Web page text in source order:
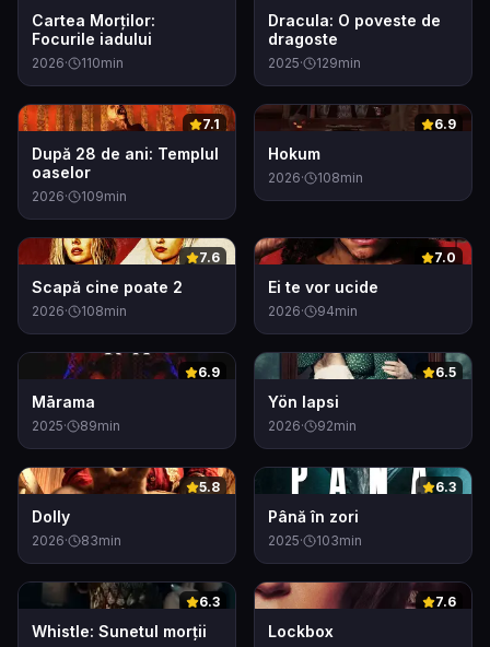
Cartea Morților:
Focurile iadului
2026· 110min
Dracula: O poveste de
dragoste
2025· 129min
0 7.1
După 28 de ani: Templul
oaselor
2026· 109min
0 6.9
Hokum
2026· 108min
0 7.6
Scapă cine poate 2
2026· 108min
0 7.0
Ei te vor ucide
2026· 94min
0 6.9
Mārama
2025· 89min
0 6.5
Yön lapsi
2026· 92min
0 5.8
Dolly
2026· 83min
0 6.3
Până în zori
2025· 103min
0 6.3
Whistle: Sunetul morții
0 7.6
Lockbox